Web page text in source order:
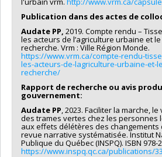
Publication dans des actes de
Audate PP, 2019. Compte rendu –
les acteurs de l’agriculture urbaine et
recherche. Vrm : Ville Région Monde.
https://www.vrm.ca/compte-rendu-
les-acteurs-de-lagriculture-urbaine-et-
recherche/
Rapport de recherche ou avis
gouvernement:
Audate PP, 2023. Faciliter la marche,
des trames vertes chez les personnes
aux effets délétères des changements
revue narrative systématisée. Institut
Publique du Québec (INSPQ). ISBN 978-
https://www.inspq.qc.ca/publications/